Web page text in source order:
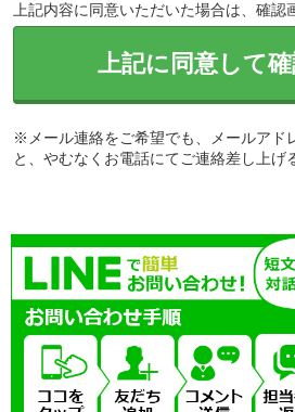
上記内容に同意いただいた場合は、確認
上記に同意して
※メール連絡をご希望でも、メールアド
と、やむなくお電話にてご連絡差し上げ